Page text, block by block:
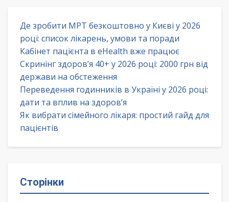
Де зробити МРТ безкоштовно у Києві у 2026
році: список лікарень, умови та поради
Кабінет пацієнта в eHealth вже працює
Скринінг здоров’я 40+ у 2026 році: 2000 грн від
держави на обстеження
Переведення годинників в Україні у 2026 році:
дати та вплив на здоров’я
Як вибрати сімейного лікаря: простий гайд для
пацієнтів
Сторінки